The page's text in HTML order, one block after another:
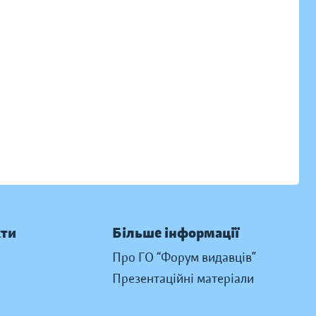
Більше інформації
Про ГО “Форум видавців”
Презентаційні матеріали